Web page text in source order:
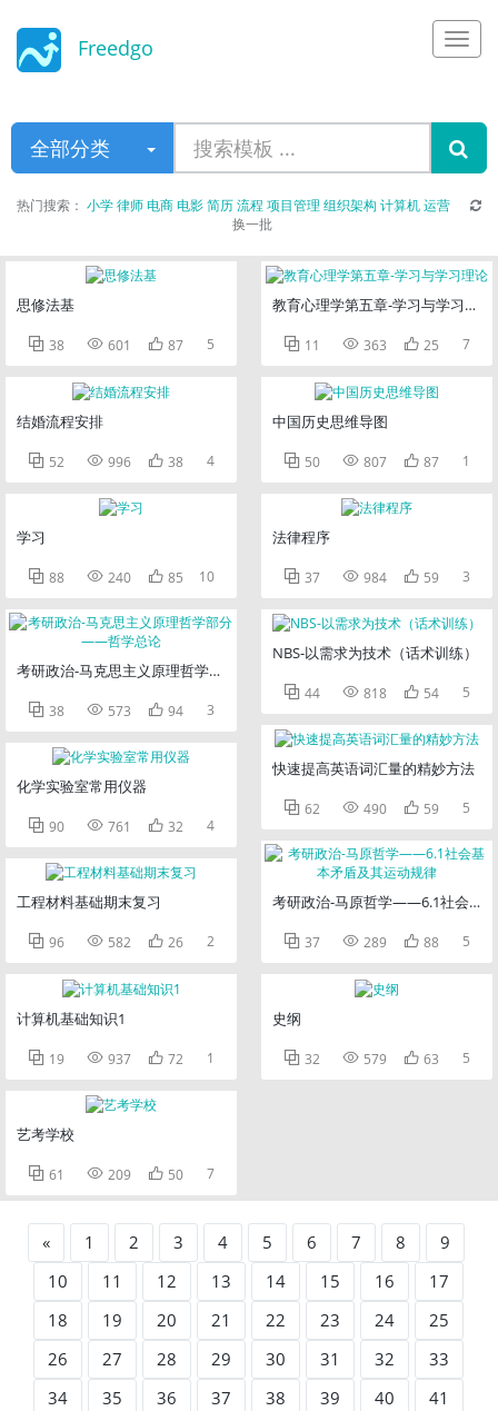
Freedgo
全部分类
热门搜索： 小学律师电商电影简历流程 项目管理 组织架构 计算机运营
换一批
思修法基
 38  601  87 5
结婚流程安排
 52  996  38 4
学习
 88  240  85 10
考研政治-马克思主义原理哲学部分——哲学总论
 38  573  94 3
化学实验室常用仪器
 90  761  32 4
工程材料基础期末复习
 96  582  26 2
计算机基础知识1
 19  937  72 1
艺考学校
 61  209  50 7
教育心理学第五章-学习与学习理论
 11  363  25 7
中国历史思维导图
 50  807  87 1
法律程序
 37  984  59 3
NBS-以需求为技术（话术训练）
 44  818  54 5
快速提高英语词汇量的精妙方法
 62  490  59 5
考研政治-马原哲学——6.1社会基
 37  289  88 5
史纲
 32  579  63 5
« 1 2 3 4 5 6 7 8
9
10
11 12 13 14 15 16
17
18
19 20 21 22 23 24
25
26
27 28 29 30 31 32
33
34
35 36 37 38 39 40
41